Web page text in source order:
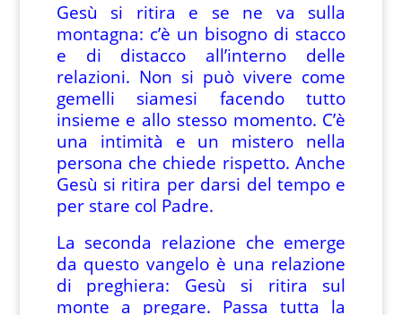
Gesù si ritira e se ne va sulla
montagna: c’è un bisogno di stacco
e di distacco all’interno delle
relazioni. Non si può vivere come
gemelli siamesi facendo tutto
insieme e allo stesso momento. C’è
una intimità e un mistero nella
persona che chiede rispetto. Anche
Gesù si ritira per darsi del tempo e
per stare col Padre.
La seconda relazione che emerge
da questo vangelo è una relazione
di preghiera: Gesù si ritira sul
monte a pregare. Passa tutta la